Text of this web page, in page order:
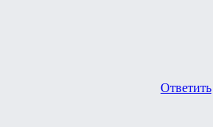
Ответить